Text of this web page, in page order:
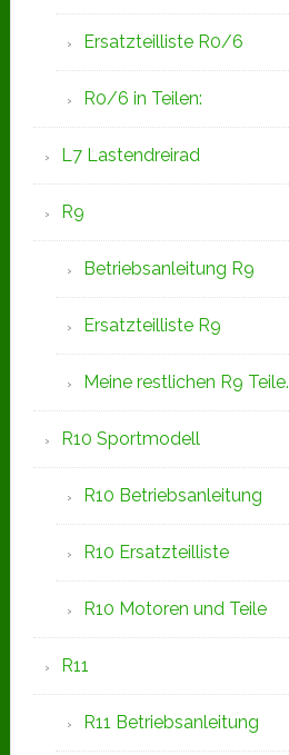
Ersatzteilliste R0/6
R0/6 in Teilen:
L7 Lastendreirad
R9
Betriebsanleitung R9
Ersatzteilliste R9
Meine restlichen R9 Teile.
R10 Sportmodell
R10 Betriebsanleitung
R10 Ersatzteilliste
R10 Motoren und Teile
R11
R11 Betriebsanleitung